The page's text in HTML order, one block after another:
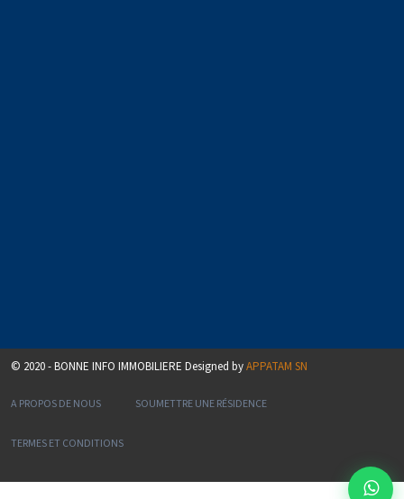
© 2020 - BONNE INFO IMMOBILIERE Designed byAPPATAM SN
A PROPOS DE NOUS SOUMETTRE UNE RÉSIDENCE
TERMES ET CONDITIONS